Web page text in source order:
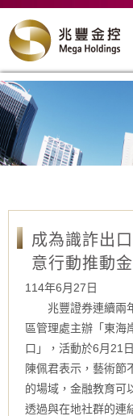
成為識詐出
意行動推動
114年6月27日
兆豐證券連續兩年
區管理處主辦「東海
口」，活動於6月21
陳佩君表示，藝術節
的場域，金融教育可
透過與在地社群的連